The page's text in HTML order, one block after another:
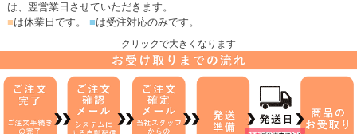
は、翌営業日させていただきます。
■は休業日です。 ■は受注対応のみです。
クリックで大きくなります